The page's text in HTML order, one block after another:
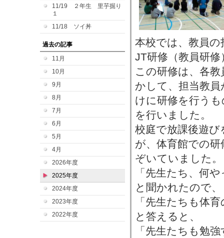
11/19 ２年生 里芋掘り
１
11/18 ソイ丼
過去の記事
11月
10月
9月
8月
7月
6月
5月
4月
2026年度
2025年度
2024年度
2023年度
2022年度
本校では、教員
JT研修（教員研
この研修は、各
かして、担当教
けに研修を行う
を行いました。
校庭で放課後遊
が、体育館での
ぞいていました。
「先生たち、何
と聞かれたので、
「先生たちも体
と答えると、
「先生たちも勉